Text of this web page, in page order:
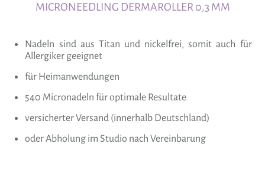
MICRONEEDLING DERMAROLLER 0,3 MM
Nadeln sind aus Titan und nickelfrei, somit auch für
Allergiker geeignet
für Heimanwendungen
540 Micronadeln für optimale Resultate
versicherter Versand (innerhalb Deutschland)
oder Abholung im Studio nach Vereinbarung